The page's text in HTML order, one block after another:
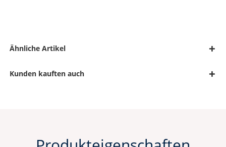
Ähnliche Artikel
Kunden kauften auch